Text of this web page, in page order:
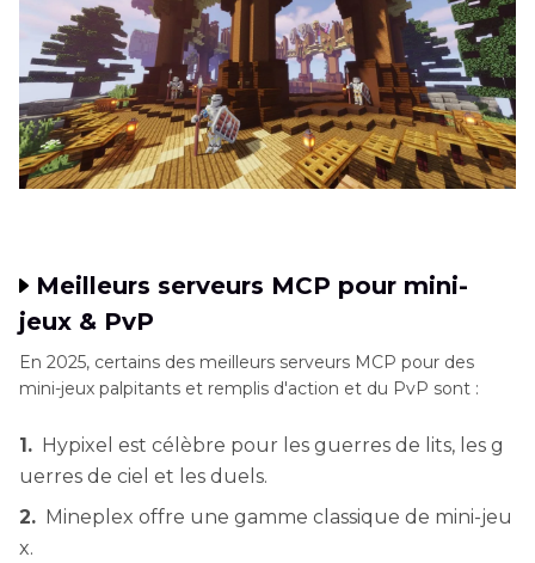
personnalisés
ou les ponts
pour les
modèles AI.
de niche et
mods.
joueurs
Variété de
gameplay
Soutient des
genres
uniques tels
Principalement
standard, de
Meilleurs serveurs MCP pour mini-
jeux & PvP
En 2025, certains des meilleurs serveurs MCP pour des
mini-jeux palpitants et remplis d'action et du PvP sont :
1. Hypixel est célèbre pour les guerres de lits, les g
uerres de ciel et les duels.
2. Mineplex offre une gamme classique de mini-jeu
x.